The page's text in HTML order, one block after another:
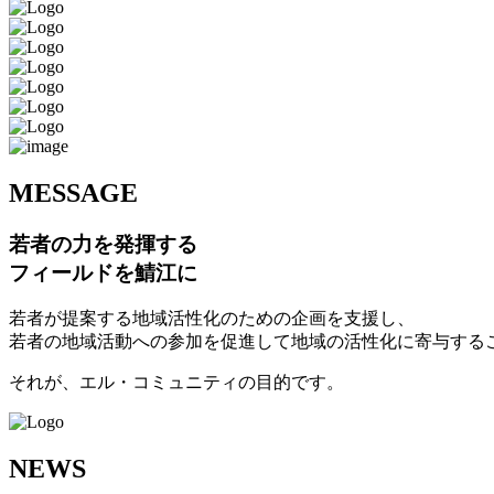
MESSAGE
若者の力を発揮する
フィールドを鯖江に
若者が提案する地域活性化のための企画を支援し、
若者の地域活動への参加を促進して地域の活性化に寄与する
それが、エル・コミュニティの目的です。
NEWS